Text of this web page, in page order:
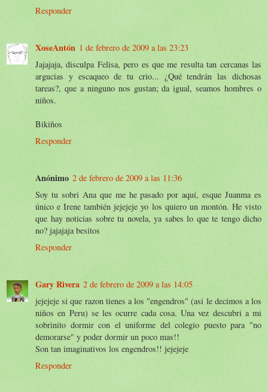
Responder
XoseAntón 1 de febrero de 2009 a las 23:23
Jajajaja, disculpa Felisa, pero es que me resulta tan cercanas las
argucias y escaqueo de tu crio... ¿Qué tendrán las dichosas
tareas?, que a ninguno nos gustan; da igual, seamos hombres o
niños.
Bikiños
Responder
Anónimo 2 de febrero de 2009 a las 11:36
Soy tu sobri Ana que me he pasado por aquí, esque Juanma es
único e Irene también jejejeje yo los quiero un montón. He visto
que hay noticias sobre tu novela, ya sabes lo que te tengo dicho
no? jajajaja besitos
Responder
Gary Rivera 2 de febrero de 2009 a las 14:05
jejejeje si que razon tienes a los "engendros" (asi le decimos a los
niños en Peru) se les ocurre cada cosa. Una vez descubri a mi
sobrinito dormir con el uniforme del colegio puesto para "no
demorarse" y poder dormir un poco mas!!
Son tan imaginativos los engendros!! jejejeje
Responder